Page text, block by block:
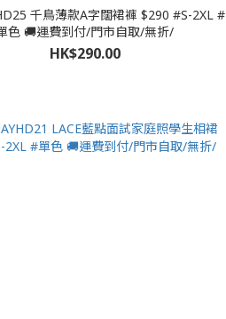
千鳥薄款A字闊裙褲 $290 #S-2XL #
色 🚚運費到付/門市自取/無折/
HK$290.00